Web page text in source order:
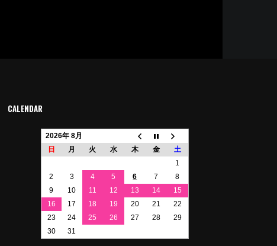
CALENDAR
2026年 8月
日
月 火 水 木 金
土
1
2
3 4 5 6 7
8
9
10 11 12 13 14
15
16
17 18 19 20 21
22
23
24 25 26 27 28
29
30
31